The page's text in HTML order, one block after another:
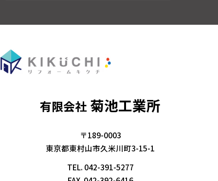
有限会社 菊池工業所
〒189-0003
東京都東村山市久米川町3-15-1
TEL. 042-391-5277